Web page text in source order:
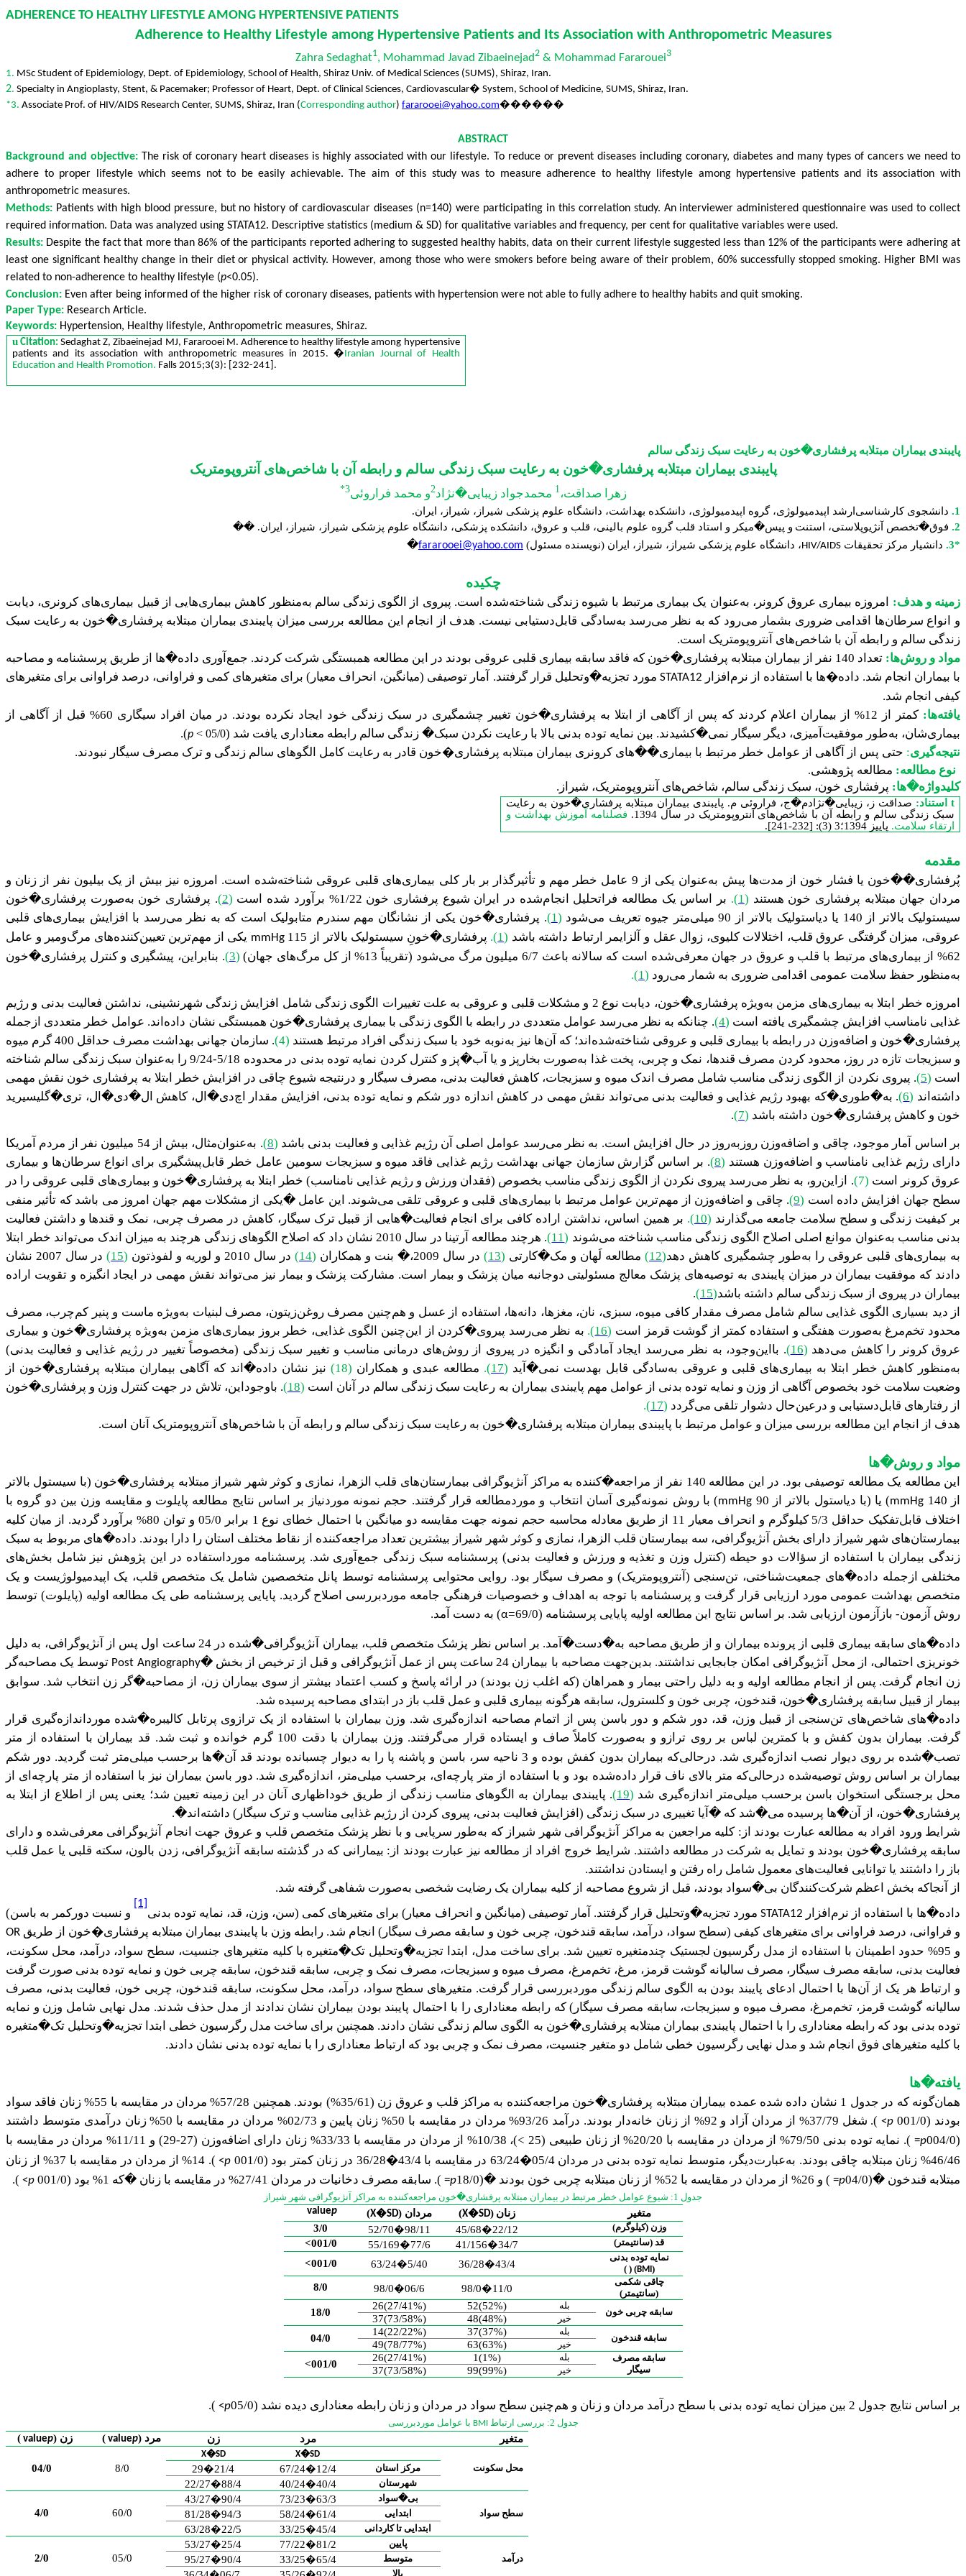
ADHERENCE TO HEALTHY LIFESTYLE AMONG HYPERTENSIVE PATIENTS
Adherence to Healthy Lifestyle among Hypertensive Patients and Its Association with Anthropometric Measures
Zahra Sedaghat1, Mohammad Javad Zibaeinejad2& Mohammad Fararouei3
1. MSc Student of Epidemiology, Dept. of Epidemiology, School of Health, Shiraz Univ. of Medical Sciences (SUMS), Shiraz, Iran.
2. Specialty in Angioplasty, Stent, & Pacemaker; Professor of Heart, Dept. of Clinical Sciences, Cardiovascular� System, School of Medicine, SUMS, Shiraz, Iran.
*3. Associate Prof. of HIV/AIDS Research Center, SUMS, Shiraz, Iran (Corresponding author) fararooei@yahoo.com������
ABSTRACT
Backgroundand objective: The risk of coronary heart diseases is highly associated with our lifestyle. To reduce or prevent diseases including coronary, diabetes and many types of cancers we need to
adhere to proper lifestyle which seems not to be easily achievable. The aim of this study was to measure adherence to healthy lifestyle among hypertensive patients and its association with
anthropometric measures.
Methods: Patients with high blood pressure, but no history of cardiovascular diseases (n=140) were participating in this correlation study. An interviewer administered questionnaire was used to collect
required information. Data was analyzed using STATA12. Descriptive statistics (medium & SD) for qualitative variables and frequency, per cent for qualitative variables were used.
Results: Despite the fact that more than 86% of the participants reported adhering to suggested healthy habits, data on their current lifestyle suggested less than 12% of the participants were adhering at
least one significant healthy change in their diet or physical activity. However, among those who were smokers before being aware of their problem, 60% successfully stopped smoking. Higher BMI was
related to non-adherence to healthy lifestyle (p<0.05).
Conclusion: Even after being informed of the higher risk of coronary diseases, patients with hypertension were not able to fully adhere to healthy habits and quit smoking.
Paper Type: Research Article.
Keywords: Hypertension, Healthy lifestyle, Anthropometric measures, Shiraz.
uCitation: Sedaghat Z, Zibaeinejad MJ, Fararooei M. Adherence to healthy lifestyle among hypertensive
patients and its association with anthropometric measures in 2015.� Iranian Journal of Health
Education and Health Promotion. Falls 2015;3(3): 232-241] .
پایبندی بیماران مبتلابه پرفشاری�خون به رعایت سبک زندگی سالم
پایبندی بیماران مبتلابه پرفشاری�خون به رعایت سبک زندگی سالم و رابطه آن با شاخص‌های آنتروپومتریک
زهرا صداقت،1 محمدجواد زیبایی�نژاد2و محمد فراروئی3*
1.
دانشجوی کارشناسی‌ارشد اپیدمیولوژی، گروه اپیدمیولوژی، دانشکده بهداشت، دانشگاه علوم پزشکی شیراز، شیراز، ایران.
2
. فوق�تخصص آنژیوپلاستی، استنت و پیس�میکر و استاد قلب گروه علوم بالینی، قلب و عروق، دانشکده پزشکی، دانشگاه علوم پزشکی شیراز، شیراز، ایران. �
�
*3.
دانشیار مرکز تحقیقات HIV/AIDS، دانشگاه علوم پزشکی شیراز، شیراز، ایران (نویسنده مسئول) fararooei@yahoo.com
�
چکیده
زمینه و هدف: امروزه بیماری عروق کرونر، به‌عنوان یک بیماری مرتبط با شیوه زندگی شناخته‌شده است. پیروی از الگوی زندگی سالم به‌منظور کاهش بیماری‌هایی از قبیل بیماری‌های کرونری، دیابت
و انواع سرطان‌ها اقدامی ضروری بشمار می‌رود که به نظر می‌رسد به‌سادگی قابل‌دستیابی نیست. هدف از انجام این مطالعه بررسی میزان پایبندی بیماران مبتلابه پرفشاری�خون به رعایت سبک
زندگی سالم و رابطه آن با شاخص‌های آنتروپومتریک است.
مواد و روش‌ها:
تعداد 140 نفر از بیماران مبتلابه پرفشاری�خون که فاقد سابقه بیماری قلبی عروقی بودند در این مطالعه همبستگی شرکت کردند. جمع‌آوری داده�ها از طریق پرسشنامه و مصاحبه
با بیماران انجام شد. داده�ها با استفاده از نرم‌افزار STATA12 مورد تجزیه�وتحلیل قرار گرفتند. آمار توصیفی (میانگین، انحراف معیار) برای متغیرهای کمی و فراوانی، درصد فراوانی برای متغیرهای
کیفی انجام شد.
یافته‌ها:
کمتر از 12% از بیماران اعلام کردند که پس از آگاهی از ابتلا به پرفشاری�خون تغییر چشمگیری در سبک زندگی خود ایجاد نکرده بودند. در میان افراد سیگاری 60% قبل از آگاهی از
بیماری‌شان، به‌طور موفقیت‌آمیزی، دیگر سیگار نمی�کشیدند. بین نمایه توده بدنی بالا با رعایت نکردن سبک� زندگی سالم رابطه معناداری یافت شد (05/0 >
p
)
.
نتیجه‌گیری: حتی پس از آگاهی از عوامل خطر مرتبط با بیماری��های کرونری بیماران مبتلابه پرفشاری�خون قادر به رعایت کامل الگوهای سالم زندگی و ترک مصرف سیگار نبودند.
نوع مطالعه: مطالعه پژوهشی.
کلیدواژه�ها: پرفشاری خون، سبک زندگی سالم، شاخص‌های آنتروپومتریک، شیراز.
t استناد: صداقت ز، زیبایی�نژادم�ج، فراروئی م. پایبندی بیماران مبتلابه پرفشاری�خون به رعایت
سبک زندگی سالم و رابطه آن با شاخص‌های آنتروپومتریک در سال 1394.
فصلنامه آموزش بهداشت و
ارتقاء سلامت. پاییز 1394؛3 (3): [232-241].
مقدمه
پُرفشاری��خون یا فشار خون از مدت‌ها پیش به‌عنوان یکی از 9 عامل خطر مهم و تأثیرگذار بر بار کلی بیماری‌های قلبی عروقی شناخته‌شده است.
امروزه نیز بیش از یک بیلیون نفر از زنان و
مردان جهان مبتلابه پرفشاری خون هستند (
1
)
. بر اساس یک مطالعه فراتحلیل انجام‌شده در ایران شیوع پرفشاری خون 1/22% برآورد شده است (
2
). پرفشاری خون به‌صورت پرفشاری�خون
سیستولیک بالاتر از 140 یا دیاستولیک بالاتر از
90 میلی‌متر جیوه تعریف می‌شود (
1
)
. پرفشاری�خون یکی از نشانگان مهم سندرم متابولیک است که به نظر می‌رسد با افزایش بیماری‌های قلبی
عروقی، میزان گرفتگی عروق قلب، اختلالات کلیوی، زوال عقل و آلزایمر ارتباط داشته باشد (
1
)
. پرفشاری�خونِ سیستولیک بالاتر از 115 mmHg یکی از مهم‌ترین تعیین‌کننده‌های مرگ‌ومیر و عامل
62% از بیماری‌های مرتبط با قلب و عروق در جهان معرفی‌شده است که سالانه باعث 6/7 میلیون مرگ می‌شود (تقریباً 13% از کل مرگ‌های جهان)
(
3
). بنابراین، پیشگیری و کنترل پرفشاری�خون
به‌منظور حفظ سلامت عمومی اقدامی ضروری به شمار می‌رود (
1
)
.
امروزه خطر ابتلا به بیماری‌های مزمن به‌ویژه پرفشاری�خون، دیابت نوع 2 و مشکلات قلبی و عروقی به علت تغییرات الگوی زندگی شامل افزایش زندگی شهرنشینی، نداشتن فعالیت بدنی و رژیم
غذایی نامناسب افزایش چشمگیری یافته است (
4
). چنانکه به نظر می‌رسد عوامل متعددی در رابطه با الگوی زندگی با بیماری پرفشاری�خون همبستگی نشان داده‌اند. عوامل خطر متعددی ازجمله
پرفشاری�خون و اضافه‌وزن در رابطه با بیماری قلبی و عروقی شناخته‌شده‌اند؛ که آن‌ها نیز به‌نوبه خود با سبک زندگی افراد مرتبط هستند (4)
. سازمان جهانی بهداشت مصرف حداقل 400 گرم میوه
و سبزیجات تازه در روز، محدود کردن مصرف قندها، نمک و چربی،
پخت غذا به‌صورت بخارپز و یا آب�پز و کنترل کردن نمایه توده بدنی در محدوده 5/18-9/24 را به‌عنوان سبک زندگی سالم شناخته
است (
5
). پیروی نکردن از الگوی زندگی مناسب شامل مصرف اندک میوه و سبزیجات، کاهش فعالیت بدنی، مصرف سیگار و درنتیجه شیوع چاقی در افزایش خطر ابتلا به پرفشاری خون نقش مهمی
داشته‌اند (
6
). به�طوری�که بهبود رژیم غذایی و فعالیت بدنی می‌تواند نقش مهمی در کاهش اندازه دور شکم و نمایه توده بدنی، افزایش مقدار اچ‌دی�ال، کاهش ال�دی�ال، تری�گلیسیرید
خون و کاهش پرفشاری�خون داشته باشد (
7
)
.
بر اساس آمار موجود، چاقی و اضافه‌وزن روزبه‌روز در حال افزایش است. به نظر می‌رسد عوامل اصلی آن رژیم غذایی و فعالیت بدنی باشد (
8
)
. به‌عنوان‌مثال، بیش از 54 میلیون نفر از مردم آمریکا
دارای رژیم غذایی نامناسب و اضافه‌وزن هستند (
8
)
. بر اساس گزارش سازمان جهانی بهداشت رژیم غذایی فاقد میوه و سبزیجات سومین عامل خطر قابل‌پیشگیری برای انواع سرطان‌ها و بیماری
عروق کرونر است (7) . ازاین‌رو، به نظر می‌رسد پیروی نکردن از الگوی زندگی مناسب بخصوص (فقدان ورزش و رژیم غذایی نامناسب) خطر ابتلا به پرفشاری�خون و بیماری‌های قلبی عروقی را در
سطح جهان افزایش داده است (
9
). چاقی و اضافه‌وزن از مهم‌ترین عوامل مرتبط با بیماری‌های قلبی و عروقی تلقی می‌شوند. این عامل�یکی از مشکلات مهم جهان امروز می باشد که تأثیر منفی
بر کیفیت زندگی و سطح سلامت جامعه می‌گذارند (
10
)
. بر همین اساس، نداشتن اراده کافی برای انجام فعالیت�هایی از قبیل ترک سیگار، کاهش در مصرف چربی، نمک و قندها و داشتن فعالیت
بدنی مناسب به‌عنوان موانع اصلی اصلاح الگوی زندگی مناسب شناخته می‌شوند (
11
)
. هرچند
مطالعه آرتینا در سال 2010 نشان داد که اصلاح الگوهای زندگی هرچند به میزان اندک می‌تواند خطر ابتلا
به بیماری‌های قلبی عروقی را به‌طور چشمگیری کاهش دهد(
12
) مطالعه لَهان و مک�کارتی (
13
) در سال 2009، � بنت و همکاران (
14
) در سال 2010 و لوریه و لفوذتون (
15
)
در سال 2007 نشان
دادند که موفقیت بیماران در میزان پایبندی به توصیه‌های پزشک معالج مسئولیتی دوجانبه میان پزشک و بیمار است. مشارکت پزشک و بیمار نیز می‌تواند نقش مهمی در ایجاد انگیزه و تقویت اراده
بیماران در پیروی از سبک زندگی سالم داشته باشد(
15
)
.
از دید بسیاری الگوی غذایی سالم شامل مصرف مقدار کافی میوه، سبزی، نان، مغزها، دانه‌ها، استفاده از عسل و هم‌چنین مصرف روغن‌زیتون، مصرف لبنیات به‌ویژه ماست و پنیر کم‌چرب، مصرف
محدود تخم‌مرغ به‌صورت هفتگی و استفاده کمتر از گوشت قرمز است (
16
)
. به نظر می‌رسد پیروی�کردن از این‌چنین الگوی غذایی، خطر بروز بیماری‌های مزمن به‌ویژه پرفشاری�خون و بیماری
عروق کرونر را کاهش می‌دهد (
16
). بااین‌وجود، به نظر می‌رسد ایجاد آمادگی و انگیزه در پیروی از روش‌های درمانی مناسب و تغییر سبک زندگی (مخصوصاً تغییر در رژیم غذایی و فعالیت بدنی)
به‌منظور کاهش خطر ابتلا به بیماری‌های قلبی و عروقی به‌سادگی قابل‌ بهدست نمی�آید (
17
)
. مطالعه عبدی و همکاران (18)
نیز نشان داده‌�اند که آگاهی بیماران مبتلابه پرفشاری�خون از
وضعیت سلامت خود بخصوص آگاهی از وزن و نمایه توده بدنی از عوامل مهم پایبندی بیماران به رعایت سبک زندگی سالم در آنان است (
18
). باوجوداین، تلاش در جهت کنترل وزن و پرفشاری�خون
از رفتارهای قابل‌دستیابی و درعین‌حال دشوار تلقی می‌گردد (
17
)
.
هدف از انجام این مطالعه بررسی میزان و عوامل مرتبط با پایبندی بیماران مبتلابه پرفشاری�خون به رعایت سبک زندگی سالم و رابطه آن با شاخص‌های آنتروپومتریک آنان است.
مواد و روش�ها
این مطالعه یک مطالعه توصیفی بود. در این مطالعه 140 نفر از مراجعه�کننده به مراکز آنژیوگرافی بیمارستان‌های قلب الزهرا، نمازی و کوثر شهر شیراز مبتلابه پرفشاری�خون (با سیستول بالاتر
از 140
mmHg) یا (با دیاستول بالاتر از 90 mmHg
) با روش نمونه‌گیری آسان انتخاب و موردمطالعه قرار گرفتند. حجم نمونه موردنیاز بر اساس نتایج مطالعه پایلوت و مقایسه وزن بین دو گروه با
اختلاف قابل‌تفکیک حداقل 5/3 کیلوگرم و انحراف معیار 11 از طریق معادله محاسبه حجم نمونه جهت مقایسه دو میانگین با احتمال خطای نوع 1 برابر 05/0 و توان 80% برآورد گردید. از میان کلیه
بیمارستان‌های شهر شیراز دارای بخش آنژیوگرافی، سه بیمارستان قلب الزهرا، نمازی و کوثر شهر شیراز بیشترین تعداد مراجعه‌کننده از نقاط مختلف استان را دارا بودند. داده�های مربوط به سبک
زندگی بیماران با استفاده از سؤالات دو حیطه (کنترل وزن و تغذیه و ورزش و فعالیت بدنی) پرسشنامه سبک زندگی جمع‌آوری شد. پرسشنامه مورداستفاده در این پژوهش نیز شامل بخش‌های
مختلفی ازجمله داده�های جمعیت‌شناختی، تن‌سنجی (آنتروپومتریک) و مصرف سیگار بود. روایی محتوایی پرسشنامه توسط پانل متخصصین شامل یک متخصص قلب، یک اپیدمیولوژیست و یک
متخصص بهداشت عمومی مورد ارزیابی قرار گرفت و پرسشنامه با توجه به اهداف و خصوصیات فرهنگی جامعه موردبررسی اصلاح گردید. پایایی پرسشنامه طی یک مطالعه اولیه (پایلوت) توسط
روش آزمون- بازآزمون ارزیابی شد. بر اساس نتایج این مطالعه اولیه پایایی پرسشنامه (69/0=
α) به دست آمد.
داده�های سابقه بیماری قلبی از پرونده بیماران و از طریق مصاحبه به�دست�آمد. بر اساس نظر پزشک متخصص قلب، بیماران آنژیوگرافی�شده در 24 ساعت اول پس از آنژیوگرافی، به دلیل
خونریزی احتمالی، از محل آنژیوگرافی امکان جابجایی نداشتند. بدین‌جهت مصاحبه با بیماران 24 ساعت پس از عمل آنژیوگرافی و قبل از ترخیص از بخش
�
Post Angiography توسط یک مصاحبه‌گر
زن انجام گرفت. پس از انجام مطالعه اولیه و به دلیل راحتی بیمار و همراهان (که اغلب زن بودند) در ارائه پاسخ و کسب اعتماد بیشتر از سوی بیماران زن، از مصاحبه�گر زن انتخاب شد. سوابق
بیمار از قبیل سابقه پرفشاری�خون، قندخون، چربی خون و کلسترول، سابقه هرگونه بیماری قلبی و عمل قلب باز در ابتدای مصاحبه پرسیده شد.
داده�های شاخص‌های تن‌سنجی از قبیل وزن، قد، دور شکم و دور باسن پس از اتمام مصاحبه اندازه‌گیری شد. وزن بیماران با استفاده از یک ترازوی پرتابل کالیبره�شده مورداندازه‌گیری قرار
گرفت.
بیماران بدون کفش و با کمترین لباس بر روی ترازو و به‌صورت کاملاً صاف و ایستاده قرار می‌گرفتند. وزن بیماران با دقت 100 گرم خوانده و ثبت شد. قد بیماران با استفاده از متر
تصب�شده بر روی دیوار نصب اندازه‌گیری شد. درحالی‌که بیماران بدون کفش بوده و 3 ناحیه سر، باسن و پاشنه پا را به دیوار چسبانده بودند قد آن�ها برحسب میلی‌متر ثبت گردید. دور شکم
بیماران بر اساس روش توصیه‌شده درحالی‌که متر بالای ناف قرار داده‌شده بود و با استفاده از متر پارچه‌ای، برحسب میلی‌متر، اندازه‌گیری شد. دور باسن بیماران نیز با استفاده از متر پارچه‌ای از
محل برجستگی استخوان باسن برحسب میلی‌متر اندازه‌گیری شد (
19
). پایبندی بیماران به الگوهای مناسب زندگی از طریق خوداظهاری آنان در این زمینه تعیین شد؛ یعنی پس از اطلاع از ابتلا به
پرفشاری�خون، از آن�ها پرسیده می�شد که �آیا تغییری در سبک زندگی (افزایش فعالیت بدنی، پیروی کردن از رژیم غذایی مناسب و ترک سیگار) داشته‌اند�.
شرایط ورود افراد به مطالعه عبارت بودند از: کلیه مراجعین به مراکز آنژیوگرافی شهر شیراز که به‌طور سرپایی و با نظر پزشک متخصص قلب و عروق جهت انجام آنژیوگرافی معرفی‌شده و دارای
سابقه پرفشاری�خون بودند و تمایل به شرکت در مطالعه داشتند. شرایط خروج افراد از مطالعه نیز عبارت بودند از: بیمارانی که در گذشته سابقه آنژیوگرافی، زدن بالون، سکته قلبی یا عمل قلب
باز را داشتند یا توانایی فعالیت‌های معمول شامل راه رفتن و ایستادن نداشتند.
از آنجاکه بخش اعظم شرکت‌کنندگان بی�سواد بودند، قبل از شروع مصاحبه از کلیه بیماران یک رضایت شخصی به‌صورت شفاهی گرفته شد.
داده�ها با استفاده از نرم‌افزار STATA12 مورد تجزیه�وتحلیل قرار گرفتند. آمار توصیفی (میانگین و انحراف معیار) برای متغیرهای کمی (سن، وزن، قد، نمایه توده بدنی
[1]
و نسبت دورکمر به باسن)
و فراوانی، درصد فراوانی برای متغیرهای کیفی (سطح سواد، درآمد، سابقه قندخون، چربی خون و سابقه مصرف سیگار) انجام شد. رابطه وزن با پایبندی بیماران مبتلابه پرفشاری�خون از طریق OR
و 95% حدود اطمینان با استفاده از مدل رگرسیون لجستیک چندمتغیره تعیین شد. برای ساخت مدل، ابتدا تجزیه�وتحلیل تک�متغیره با کلیه متغیرهای جنسیت، سطح سواد، درآمد، محل سکونت،
فعالیت بدنی، سابقه مصرف سیگار، مصرف سالیانه گوشت قرمز، مرغ، تخم‌مرغ، مصرف میوه و سبزیجات، مصرف نمک و چربی، سابقه قندخون، سابقه چربی خون و نمایه توده بدنی صورت گرفت
و ارتباط هر یک از آن‌ها با احتمال ادعای پایبند بودن به الگوی سالم زندگی موردبررسی قرار گرفت. متغیرهای سطح سواد، درآمد، محل سکونت، سابقه قندخون، چربی خون، فعالیت بدنی، مصرف
سالیانه گوشت قرمز، تخم‌مرغ، مصرف میوه و سبزیجات، سابقه مصرف سیگار) که رابطه معناداری را با احتمال پایبند بودن بیماران نشان ندادند از مدل حذف شدند. مدل نهایی شامل وزن و نمایه
توده بدنی بود که رابطه معناداری را با احتمال پایبندی بیماران مبتلابه پرفشاری�خون به الگوی سالم زندگی نشان دادند. همچنین برای ساخت مدل رگرسیون خطی ابتدا تجزیه�وتحلیل تک�متغیره
با کلیه متغیرهای فوق انجام شد و مدل نهایی رگرسیون خطی شامل دو متغیر جنسیت، مصرف نمک و چربی بود که ارتباط معناداری را با نمایه توده بدنی نشان دادند.
یافته�ها
همان‌گونه که در جدول 1 نشان داده ‌شده عمده بیماران مبتلابه پرفشاری�خون مراجعه‌کننده به مراکز قلب و عروق زن (35/61%) بودند. همچنین 57/28% مردان در مقایسه با 55% زنان فاقد سواد
بودند (001/0
p
< ). شغل 37/79% از مردان آزاد و 92% از زنان خانه‌دار بودند .
درآمد 93/26% مردان در مقایسه با 50% زنان پایین و 02/73% مردان در مقایسه با 50% زنان درآمدی متوسط داشتند
(004/0
p
=
). نمایه توده بدنی 79/50% از مردان در مقایسه با 20/20% از زنان طبیعی (25 <
)، 10/38% از مردان در مقایسه با 33/33% زنان دارای اضافه‌وزن (27-29) و 11/11% مردان در مقایسه با
46/46% زنان مبتلابه چاقی بودند. به‌عبارت‌دیگر، متوسط نمایه توده بدنی در مردان 05/4
�63/24 در مقایسه با 43/4 �36/28 در زنان کمتر بود (001/0 p
<
). 14% از مردان در مقایسه با 37% از زنان
مبتلابه قندخون �
(04/0
p
= ) و 26% از مردان در مقایسه با 52% از زنان مبتلابه چربی خون بودند �
(18/0
p
= ). سابقه مصرف دخانیات در مردان 27/41% در مقایسه با زنان �که 1% بود (001/0 p
<
).
جدول 1: شیوع عوامل خطر مرتبط در بیماران مبتلابه پرفشاری�خون مراجعه‌کننده به مراکز آنژیوگرافی شهر شیراز
p
value مردان (X�SD
) زنان (
X�SD
)
متغیر
3/0
98/11
�
52/70 22/12
�
45/68 وزن (کیلوگرم)
001/0> 77/6
�
55/169 34/7
�
41/156 قد (سانتیمتر)
001/0> 5/40
�
63/24 43/4
�
36/28
نمایه توده بدنی
(
BMI
)
(
)
8/0 06/6
�
98/0 11/0
�
98/0
چاقی شکمی
(سانتیمتر )
18/0
(27/41%)26 (52%)52 بله
سابقه چربی خون
(73/58%)37 (48%)48 خیر
04/0
(22/22%)14 (37%)37 بله
سابقه قندخون
(78/77%)49 (63%)63 خیر
001/0>
(27/41%)
26 (1%)1 بله
سابقه مصرف
سیگار
(73/58%)37 (99%)99 خیر
بر اساس نتایج جدول 2 بین میزان نمایه توده بدنی با سطح درآمد مردان و زنان و هم‌چنین سطح سواد در مردان و زنان رابطه معناداری دیده نشد (05/0 p
<
).
جدول 2: بررسی ارتباط BMI با عوامل موردبررسی
زن (p
value
) مرد (p
value
) زن مرد متغیر
04/0 8/0
X�SD X�SD
محل سکونت 21/4
�
29 12/4
�
67/24 مرکز استان
88/4
�
22/27 40/4
�
40/24 شهرستان
4/0 60/0
90/4
�
43/27 63/3
�
73/23
بی�سواد
سطح سواد
94/3
�
81/28 61/4
�
58/24 ابتدایی
22/5
�
63/28 45/4
�
33/25 ابتدایی تا کاردانی
2/0 05/0
25/4
�
53/27 81/2
�
77/22
پایین
درآمد
90/4
�
95/27 65/4
�
33/25 متوسط
بالا